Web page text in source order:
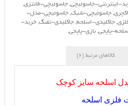
اینترنتی-جاسوئیچی, جاسوئیچی-فانتزی,
, جاسوئیچی-شیک, جاسوئیچی-مدل-
, جاکلیدی-اسلحه, جاکلیدی-تفنگ, خرید-
پاپجی, بازی-پاپجی,
کالاهای مرتبط (6)
اسلحه سایز کوچک
فلزی اسلحه